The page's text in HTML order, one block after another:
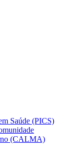
Saúde (PICS)
(CALMA)